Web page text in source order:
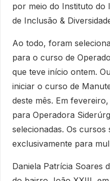
por meio do Instituto do
de Inclusão &
Ao todo, foram
para o curso de
que teve início ontem.
iniciar o curso de
deste mês. Em
para Operadora
selecionadas. Os
exclusivamente para
Daniela Patrícia Soares